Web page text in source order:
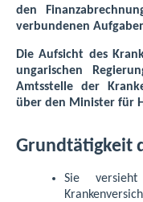
den
verbundenen
Die Aufsicht des
ungarischen
Amtsstelle der
über den Minister für
Grundtätigkeit
Sie